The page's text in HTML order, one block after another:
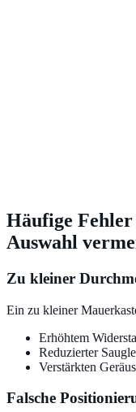
Häufige
Auswahl
Zu kleiner
Ein zu kleiner
Erhöhtem
Reduzierter
Verstärkten
Falsche